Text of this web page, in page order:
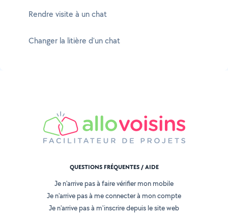
Rendre visite à un chat
Changer la litière d'un chat
QUESTIONS FRÉQUENTES / AIDE
Je n'arrive pas à faire vérifier mon mobile
Je n'arrive pas à me connecter à mon compte
Je n'arrive pas à m'inscrire depuis le site web